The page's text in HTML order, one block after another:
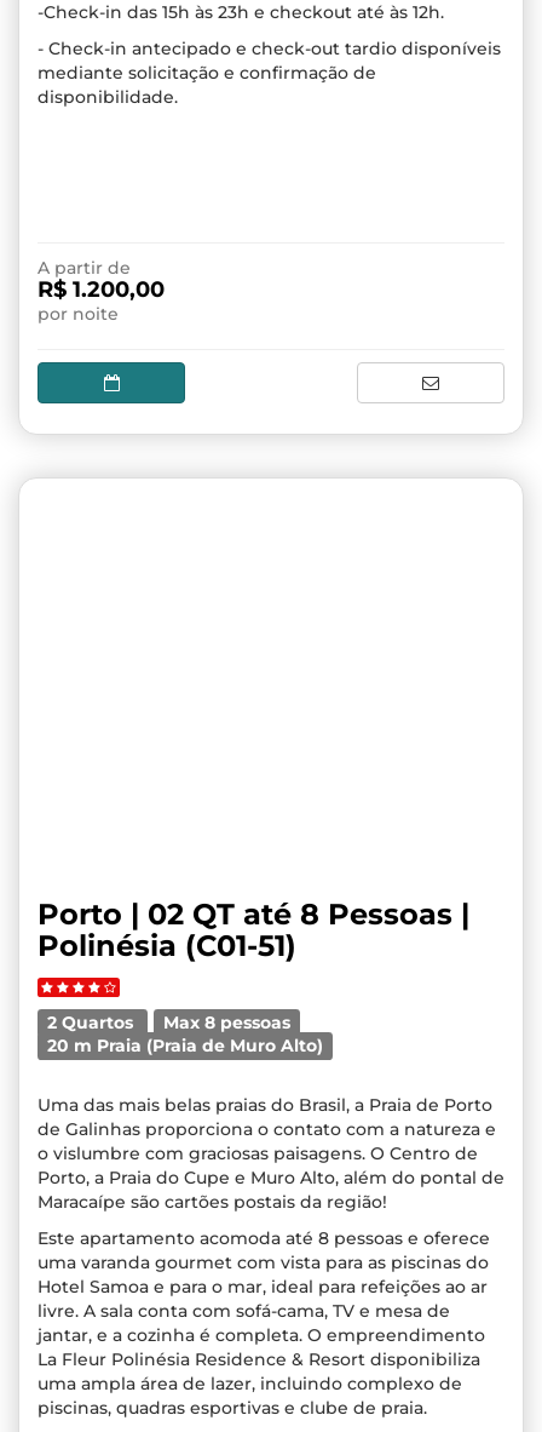
-Check-in das 15h às 23h e checkout até às 12h.
- Check-in antecipado e check-out tardio disponíveis
mediante solicitação e confirmação de
disponibilidade.
A partir de
R$ 1.200,00
por noite
Porto | 02 QT até 8 Pessoas |
Polinésia (C01-51)
2 Quartos
Max 8 pessoas
20 m Praia (Praia de Muro Alto)
Uma das mais belas praias do Brasil, a Praia de Porto
de Galinhas proporciona o contato com a natureza e
o vislumbre com graciosas paisagens. O Centro de
Porto, a Praia do Cupe e Muro Alto, além do pontal de
Maracaípe são cartões postais da região!
Este apartamento acomoda até 8 pessoas e oferece
uma varanda gourmet com vista para as piscinas do
Hotel Samoa e para o mar, ideal para refeições ao ar
livre. A sala conta com sofá-cama, TV e mesa de
jantar, e a cozinha é completa. O empreendimento
La Fleur Polinésia Residence & Resort disponibiliza
uma ampla área de lazer, incluindo complexo de
piscinas, quadras esportivas e clube de praia.